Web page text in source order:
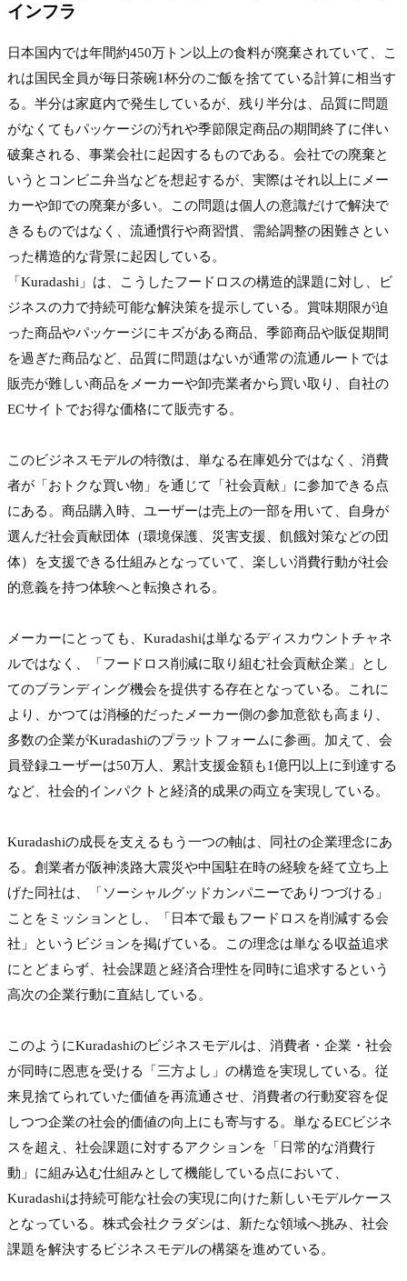
インフラ
日本国内では年間約450万トン以上の食料が廃棄されていて、こ
れは国民全員が毎日茶碗1杯分のご飯を捨てている計算に相当す
る。半分は家庭内で発生しているが、残り半分は、品質に問題
がなくてもパッケージの汚れや季節限定商品の期間終了に伴い
破棄される、事業会社に起因するものである。会社での廃棄と
いうとコンビニ弁当などを想起するが、実際はそれ以上にメー
カーや卸での廃棄が多い。この問題は個人の意識だけで解決で
きるものではなく、流通慣行や商習慣、需給調整の困難さとい
った構造的な背景に起因している。
「Kuradashi」は、こうしたフードロスの構造的課題に対し、ビ
ジネスの力で持続可能な解決策を提示している。賞味期限が迫
った商品やパッケージにキズがある商品、季節商品や販促期間
を過ぎた商品など、品質に問題はないが通常の流通ルートでは
販売が難しい商品をメーカーや卸売業者から買い取り、自社の
ECサイトでお得な価格にて販売する。
このビジネスモデルの特徴は、単なる在庫処分ではなく、消費
者が「おトクな買い物」を通じて「社会貢献」に参加できる点
にある。商品購入時、ユーザーは売上の一部を用いて、自身が
選んだ社会貢献団体（環境保護、災害支援、飢餓対策などの団
体）を支援できる仕組みとなっていて、楽しい消費行動が社会
的意義を持つ体験へと転換される。
メーカーにとっても、Kuradashiは単なるディスカウントチャネ
ルではなく、「フードロス削減に取り組む社会貢献企業」とし
てのブランディング機会を提供する存在となっている。これに
より、かつては消極的だったメーカー側の参加意欲も高まり、
多数の企業がKuradashiのプラットフォームに参画。加えて、会
員登録ユーザーは50万人、累計支援金額も1億円以上に到達する
など、社会的インパクトと経済的成果の両立を実現している。
Kuradashiの成長を支えるもう一つの軸は、同社の企業理念にあ
る。創業者が阪神淡路大震災や中国駐在時の経験を経て立ち上
げた同社は、「ソーシャルグッドカンパニーでありつづける」
ことをミッションとし、「日本で最もフードロスを削減する会
社」というビジョンを掲げている。この理念は単なる収益追求
にとどまらず、社会課題と経済合理性を同時に追求するという
高次の企業行動に直結している。
このようにKuradashiのビジネスモデルは、消費者・企業・社会
が同時に恩恵を受ける「三方よし」の構造を実現している。従
来見捨てられていた価値を再流通させ、消費者の行動変容を促
しつつ企業の社会的価値の向上にも寄与する。単なるECビジネ
スを超え、社会課題に対するアクションを「日常的な消費行
動」に組み込む仕組みとして機能している点において、
Kuradashiは持続可能な社会の実現に向けた新しいモデルケース
となっている。株式会社クラダシは、新たな領域へ挑み、社会
課題を解決するビジネスモデルの構築を進めている。